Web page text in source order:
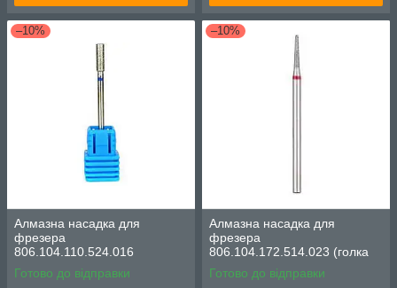
–10%
Алмазна насадка для
фрезера
806.104.110.524.016
(циліндр, d-1.6 мм, синя
насічка)
Готово до відправки
–10%
Алмазна насадка для
фрезера
806.104.172.514.023 (голка
напівсфера, d-2.3 мм,
червона насічка)
Готово до відправки